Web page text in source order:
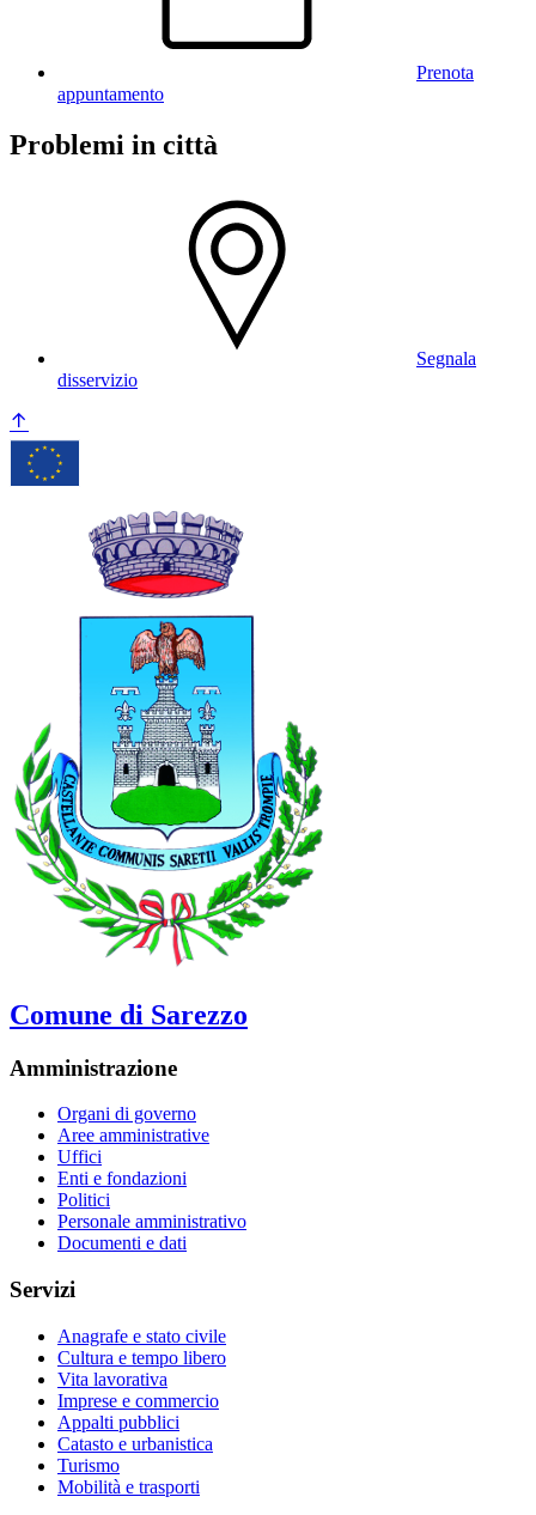
Prenota
appuntamento
Problemi in città
Segnala
disservizio
Comune di Sarezzo
Amministrazione
Organi di governo
Aree amministrative
Uffici
Enti e fondazioni
Politici
Personale amministrativo
Documenti e dati
Servizi
Anagrafe e stato civile
Cultura e tempo libero
Vita lavorativa
Imprese e commercio
Appalti pubblici
Catasto e urbanistica
Turismo
Mobilità e trasporti